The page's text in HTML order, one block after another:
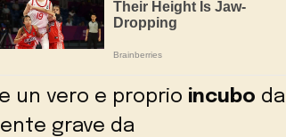
un vero e proprio incubo da
grave da